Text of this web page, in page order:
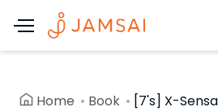
Home Book
[7's] X-